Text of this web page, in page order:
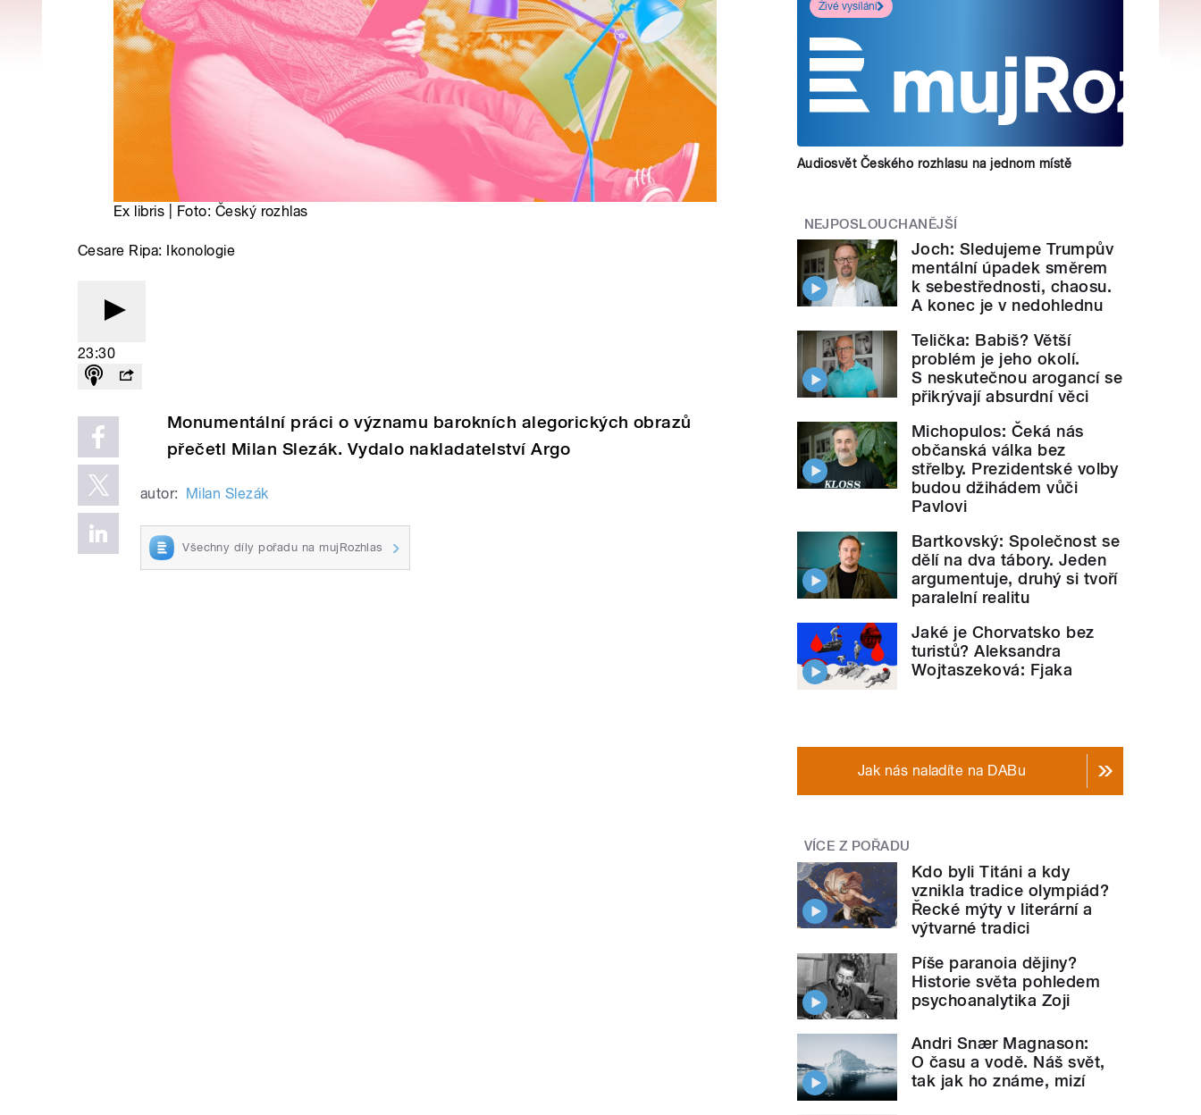
Ex libris | Foto: Český rozhlas
Cesare Ripa: Ikonologie
23:30
Monumentální práci o významu barokních alegorických obrazů
přečetl Milan Slezák. Vydalo nakladatelství Argo
autor: Milan Slezák
Všechny díly pořadu na mujRozhlas
Živé vysílání
Audiosvět Českého rozhlasu na jednom místě
NEJPOSLOUCHANĚJŠÍ
Joch: Sledujeme Trumpův
mentální úpadek směrem
k sebestřednosti, chaosu.
A konec je v nedohlednu
Telička: Babiš? Větší
problém je jeho okolí.
S neskutečnou arogancí se
přikrývají absurdní věci
Michopulos: Čeká nás
občanská válka bez
střelby. Prezidentské volby
budou džihádem vůči
Pavlovi
Bartkovský: Společnost se
dělí na dva tábory. Jeden
argumentuje, druhý si tvoří
paralelní realitu
Jaké je Chorvatsko bez
turistů? Aleksandra
Wojtaszeková: Fjaka
Jak nás naladíte na DABu
VÍCE Z POŘADU
Kdo byli Titáni a kdy
vznikla tradice olympiád?
Řecké mýty v literární a
výtvarné tradici
Píše paranoia dějiny?
Historie světa pohledem
psychoanalytika Zoji
Andri Snær Magnason:
O času a vodě. Náš svět,
tak jak ho známe, mizí